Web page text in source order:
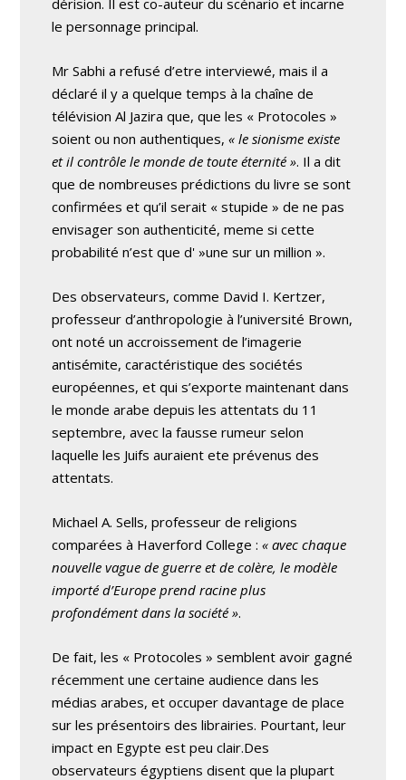
dérision. Il est co-auteur du scénario et incarne
le personnage principal.
Mr Sabhi a refusé d’etre interviewé, mais il a
déclaré il y a quelque temps à la chaîne de
télévision Al Jazira que, que les « Protocoles »
soient ou non authentiques,« le sionisme existe
et il contrôle le monde de toute éternité ». Il a dit
que de nombreuses prédictions du livre se sont
confirmées et qu’il serait « stupide » de ne pas
envisager son authenticité, meme si cette
probabilité n’est que d' »une sur un million ».
Des observateurs, comme David I. Kertzer,
professeur d’anthropologie à l’université Brown,
ont noté un accroissement de l’imagerie
antisémite, caractéristique des sociétés
européennes, et qui s’exporte maintenant dans
le monde arabe depuis les attentats du 11
septembre, avec la fausse rumeur selon
laquelle les Juifs auraient ete prévenus des
attentats.
Michael A. Sells, professeur de religions
comparées à Haverford College :« avec chaque
nouvelle vague de guerre et de colère, le modèle
importé d’Europe prend racine plus
profondément dans la société ».
De fait, les « Protocoles » semblent avoir gagné
récemment une certaine audience dans les
médias arabes, et occuper davantage de place
sur les présentoirs des librairies. Pourtant, leur
impact en Egypte est peu clair.Des
observateurs égyptiens disent que la plupart